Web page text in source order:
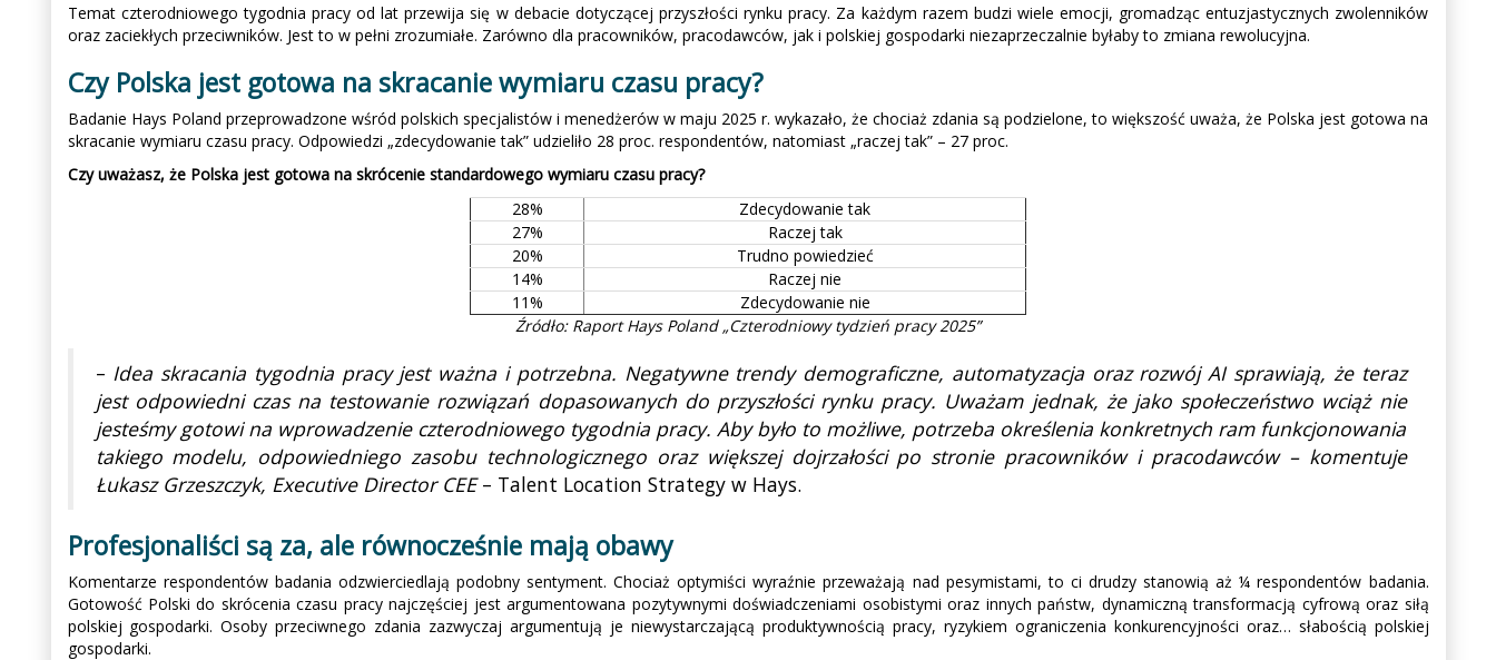
Temat czterodniowego tygodnia pracy od lat przewija się w debacie dotyczącej przyszłości rynku pracy. Za każdym razem budzi wiele emocji, gromadząc entuzjastycznych zwolenników
oraz zaciekłych przeciwników. Jest to w pełni zrozumiałe. Zarówno dla pracowników, pracodawców, jak i polskiej gospodarki niezaprzeczalnie byłaby to zmiana rewolucyjna.
Czy Polska jest gotowa na skracanie wymiaru czasu pracy?
Badanie Hays Poland przeprowadzone wśród polskich specjalistów i menedżerów w maju 2025 r. wykazało, że chociaż zdania są podzielone, to większość uważa, że Polska jest gotowa na
skracanie wymiaru czasu pracy. Odpowiedzi „zdecydowanie tak” udzieliło 28 proc. respondentów, natomiast „raczej tak” – 27 proc.
Czy uważasz, że Polska jest gotowa na skrócenie standardowego wymiaru czasu pracy?
28%
Zdecydowanie tak
27%
Raczej tak
20%
Trudno powiedzieć
14%
Raczej nie
11%
Zdecydowanie nie
Źródło: Raport Hays Poland „Czterodniowy tydzień pracy 2025”
– Idea skracania tygodnia pracy jest ważna i potrzebna. Negatywne trendy demograficzne, automatyzacja oraz rozwój AI sprawiają, że teraz
jest odpowiedni czas na testowanie rozwiązań dopasowanych do przyszłości rynku pracy. Uważam jednak, że jako społeczeństwo wciąż nie
jesteśmy gotowi na wprowadzenie czterodniowego tygodnia pracy. Aby było to możliwe, potrzeba określenia konkretnych ram funkcjonowania
takiego modelu, odpowiedniego zasobu technologicznego oraz większej dojrzałości po stronie pracowników i pracodawców – komentuje
Łukasz Grzeszczyk, Executive Director CEE– Talent Location Strategy w Hays.
Profesjonaliści są za, ale równocześnie mają obawy
Komentarze respondentów badania odzwierciedlają podobny sentyment. Chociaż optymiści wyraźnie przeważają nad pesymistami, to ci drudzy stanowią aż ¼ respondentów badania.
Gotowość Polski do skrócenia czasu pracy najczęściej jest argumentowana pozytywnymi doświadczeniami osobistymi oraz innych państw, dynamiczną transformacją cyfrową oraz siłą
polskiej gospodarki. Osoby przeciwnego zdania zazwyczaj argumentują je niewystarczającą produktywnością pracy, ryzykiem ograniczenia konkurencyjności oraz… słabością polskiej
gospodarki.